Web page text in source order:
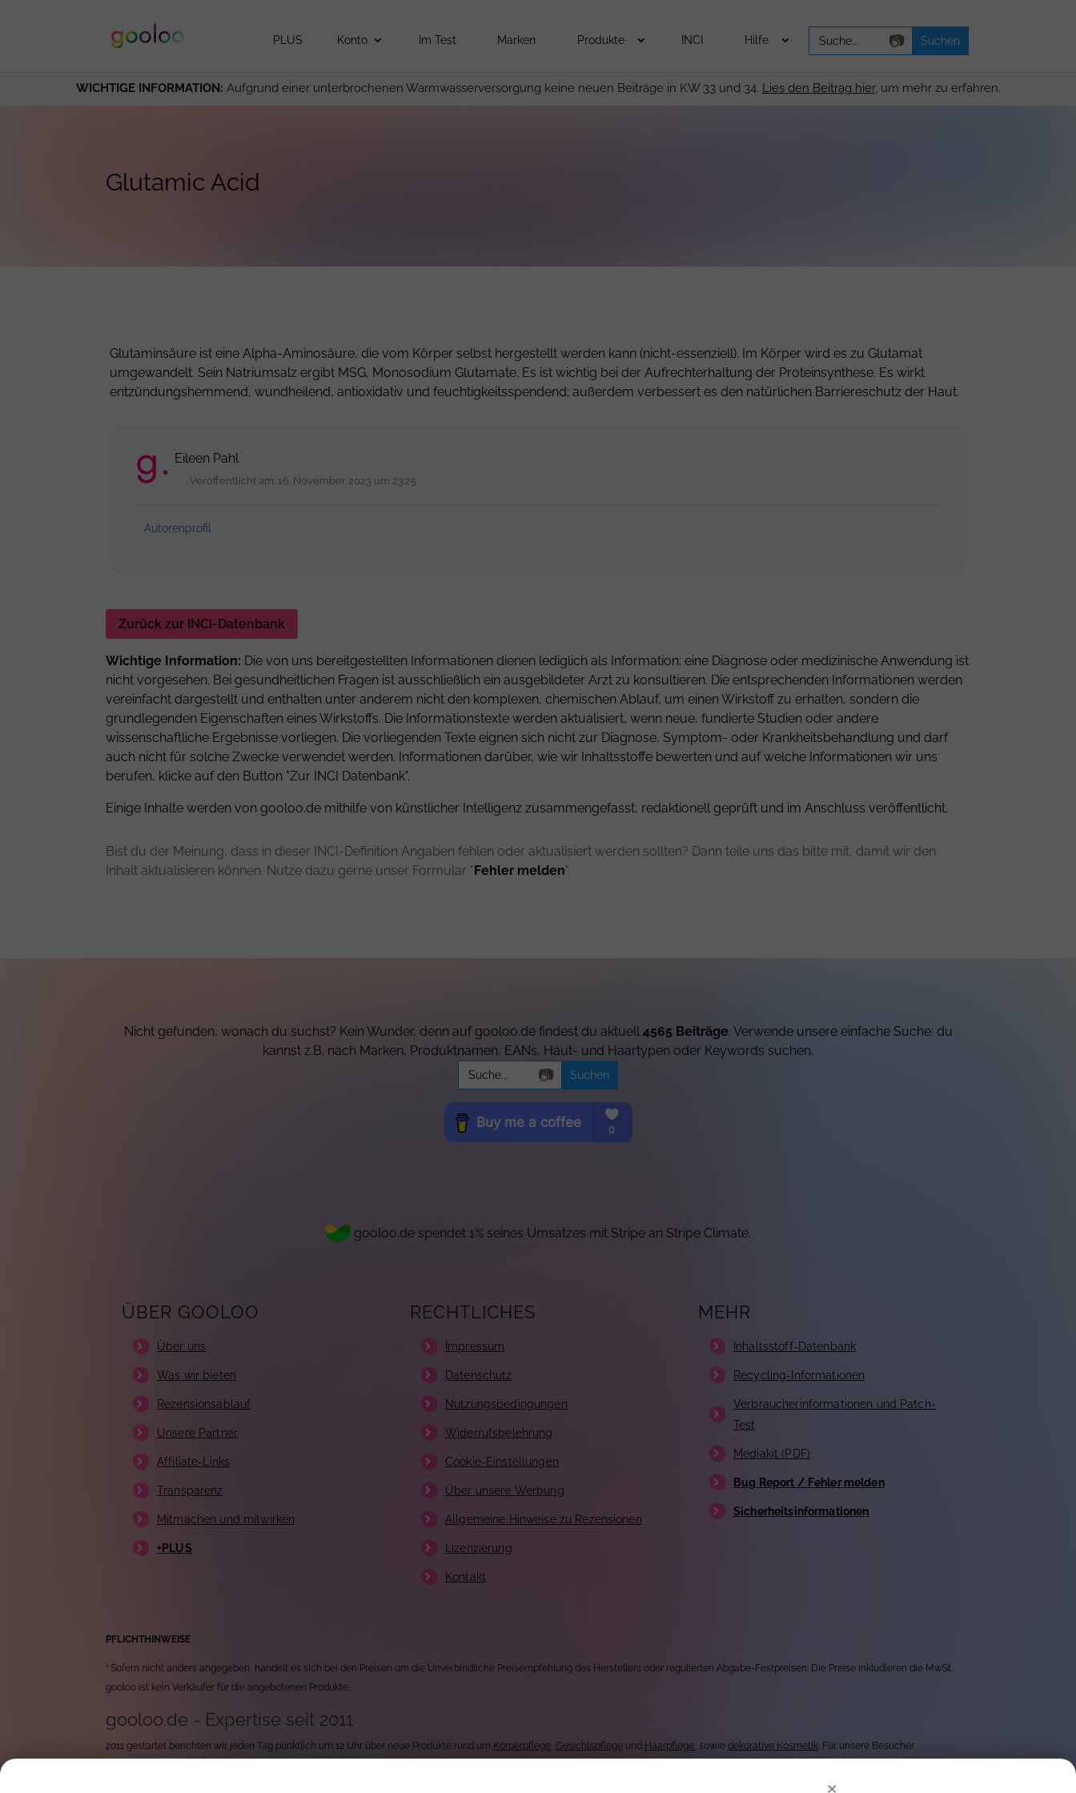
PLUS Konto Im Test Marken Produkte INCI Hilfe
Search
for:
📷
WICHTIGE INFORMATION: Aufgrund einer unterbrochenen Warmwasserversorgung keine neuen Beiträge in KW 33 und 34. Lies den Beitrag hier, um mehr zu erfahren.
Glutamic Acid
Glutaminsäure ist eine Alpha-Aminosäure, die vom Körper selbst hergestellt werden kann (nicht-essenziell). Im Körper wird es zu Glutamat
umgewandelt. Sein Natriumsalz ergibt MSG, Monosodium Glutamate. Es ist wichtig bei der Aufrechterhaltung der Proteinsynthese. Es wirkt
entzündungshemmend, wundheilend, antioxidativ und feuchtigkeitsspendend; außerdem verbessert es den natürlichen Barriereschutz der Haut.
Eileen Pahl
Veröffentlicht am: 16. November 2023 um 23:25
Autorenprofil
Zurück zur INCI-Datenbank
Wichtige Information: Die von uns bereitgestellten Informationen dienen lediglich als Information; eine Diagnose oder medizinische Anwendung ist
nicht vorgesehen. Bei gesundheitlichen Fragen ist ausschließlich ein ausgebildeter Arzt zu konsultieren. Die entsprechenden Informationen werden
vereinfacht dargestellt und enthalten unter anderem nicht den komplexen, chemischen Ablauf, um einen Wirkstoff zu erhalten, sondern die
grundlegenden Eigenschaften eines Wirkstoffs. Die Informationstexte werden aktualisiert, wenn neue, fundierte Studien oder andere
wissenschaftliche Ergebnisse vorliegen. Die vorliegenden Texte eignen sich nicht zur Diagnose, Symptom- oder Krankheitsbehandlung und darf
auch nicht für solche Zwecke verwendet werden. Informationen darüber, wie wir Inhaltsstoffe bewerten und auf welche Informationen wir uns
berufen, klicke auf den Button "Zur INCI Datenbank".
Einige Inhalte werden von gooloo.de mithilfe von künstlicher Intelligenz zusammengefasst, redaktionell geprüft und im Anschluss veröffentlicht.
Bist du der Meinung, dass in dieser INCI-Definition Angaben fehlen oder aktualisiert werden sollten? Dann teile uns das bitte mit, damit wir den
Inhalt aktualisieren können. Nutze dazu gerne unser Formular "Fehler melden".
Nicht gefunden, wonach du suchst? Kein Wunder, denn auf gooloo.de findest du aktuell 4565 Beiträge. Verwende unsere einfache Suche: du
kannst z.B. nach Marken, Produktnamen, EANs, Haut- und Haartypen oder Keywords suchen.
Search
for:
📷
gooloo.de spendet 1% seines Umsatzes mit Stripe an Stripe Climate.
ÜBER GOOLOO
Über uns
Was wir bieten
Rezensionsablauf
Unsere Partner
Affiliate-Links
Transparenz
Mitmachen und mitwirken
+PLUS
RECHTLICHES
Impressum
Datenschutz
Nutzungsbedingungen
Widerrufsbelehrung
Cookie-Einstellungen
Über unsere Werbung
Allgemeine Hinweise zu Rezensionen
Lizenzierung
Kontakt
MEHR
Inhaltsstoff-Datenbank
Recycling-Informationen
Verbraucherinformationen und Patch-
Test
Mediakit (PDF)
Bug Report / Fehler melden
Sicherheitsinformationen
PFLICHTHINWEISE
¹ Sofern nicht anders angegeben, handelt es sich bei den Preisen um die Unverbindliche Preisempfehlung des Herstellers oder regulierten Abgabe-Festpreisen. Die Preise inkludieren die MwSt.
gooloo ist kein Verkäufer für die angebotenen Produkte.
gooloo.de - Expertise seit 2011
2011 gestartet berichten wir jeden Tag pünktlich um 12 Uhr über neue Produkte rund um Körperpflege Gesichtspflege und Haarpflege , sowie dekorative Kosmetik . Für unsere Besucher
×